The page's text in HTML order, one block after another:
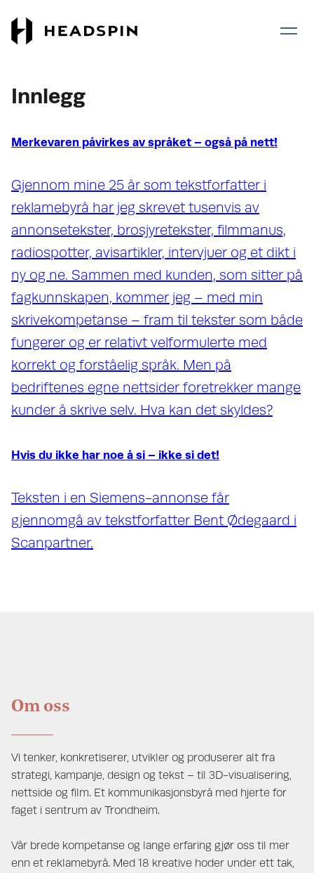
Gå
Innlegg
Merkevaren påvirkes av språket – også på nett!
Gjennom mine 25 år som tekstforfatter i
reklamebyrå har jeg skrevet tusenvis av
annonsetekster, brosjyretekster, filmmanus,
radiospotter, avisartikler, intervjuer og et dikt i
ny og ne. Sammen med kunden, som sitter på
fagkunnskapen, kommer jeg – med min
skrivekompetanse – fram til tekster som både
fungerer og er relativt velformulerte med
korrekt og forståelig språk. Men på
bedriftenes egne nettsider foretrekker mange
kunder å skrive selv. Hva kan det skyldes?
Hvis du ikke har noe å si – ikke si det!
Teksten i en Siemens-annonse får
gjennomgå av tekstforfatter Bent Ødegaard i
Scanpartner.
Om oss
Vi tenker, konkretiserer, utvikler og produserer alt fra
strategi, kampanje, design og tekst – til 3D-visualisering,
nettside og film. Et kommunikasjonsbyrå med hjerte for
faget i sentrum av Trondheim.
Vår brede kompetanse og lange erfaring gjør oss til mer
enn et reklamebyrå. Med 18 kreative hoder under ett tak,